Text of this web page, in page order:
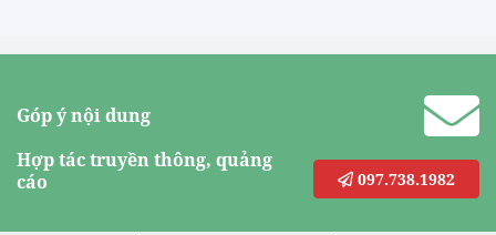
Góp ý nội dung
Hợp tác truyền thông, quảng
cáo
097.738.1982